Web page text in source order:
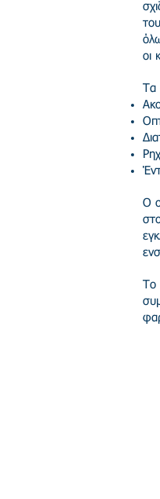
οι
Τα
Ο
Το